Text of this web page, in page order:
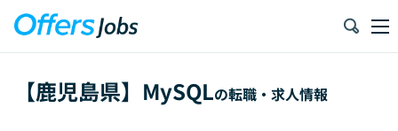
【鹿児島県】 MySQLの転職・求人情報